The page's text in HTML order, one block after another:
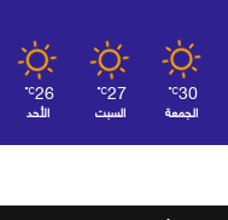
30
℃
الجمعة
27
℃
السبت
26
℃
الأحد